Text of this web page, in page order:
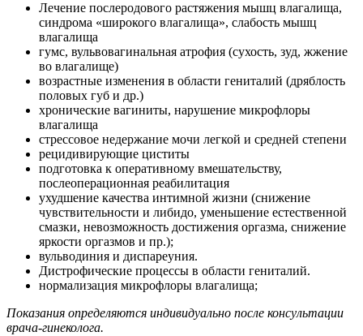
Лечение послеродового растяжения мышц влагалища,
синдрома «широкого влагалища», слабость мышц
влагалища
гумс, вульвовагинальная атрофия (сухость, зуд, жжение
во влагалище)
возрастные изменения в области гениталий (дряблость
половых губ и др.)
хронические вагиниты, нарушение микрофлоры
влагалища
стрессовое недержание мочи легкой и средней степени
рецидивирующие циститы
подготовка к оперативному вмешательству,
послеоперационная реабилитация
ухудшение качества интимной жизни (снижение
чувствительности и либидо, уменьшение естественной
смазки, невозможность достижения оргазма, снижение
яркости оргазмов и пр.);
вульводиния и диспареуния.
Дистрофические процессы в области гениталий.
нормализация микрофлоры влагалища;
Показания определяются индивидуально после консультации
врача-гинеколога.